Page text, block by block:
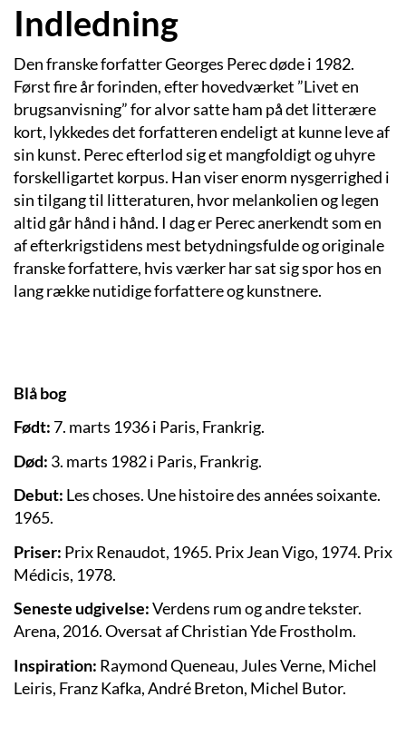
Indledning
Den franske forfatter Georges Perec døde i 1982.
Først fire år forinden, efter hovedværket ”Livet en
brugsanvisning”for alvor satte ham på det litterære
kort, lykkedes det forfatteren endeligt at kunne leve af
sin kunst. Perec efterlod sig et mangfoldigt og uhyre
forskelligartet korpus. Han viser enorm nysgerrighed i
sin tilgang til litteraturen, hvor melankolien og legen
altid går hånd i hånd. I dag er Perec anerkendt som en
af efterkrigstidens mest betydningsfulde og originale
franske forfattere, hvis værker har sat sig spor hos en
lang række nutidige forfattere og kunstnere.
Blå bog
Født: 7. marts 1936 i Paris, Frankrig.
Død: 3. marts 1982 i Paris, Frankrig.
Debut: Les choses. Une histoire des années soixante.
1965.
Priser: Prix Renaudot, 1965. Prix Jean Vigo, 1974. Prix
Médicis, 1978.
Seneste udgivelse:Verdens rum og andre tekster.
Arena, 2016. Oversat af Christian Yde Frostholm.
Inspiration: Raymond Queneau, Jules Verne, Michel
Leiris, Franz Kafka, André Breton, Michel Butor.